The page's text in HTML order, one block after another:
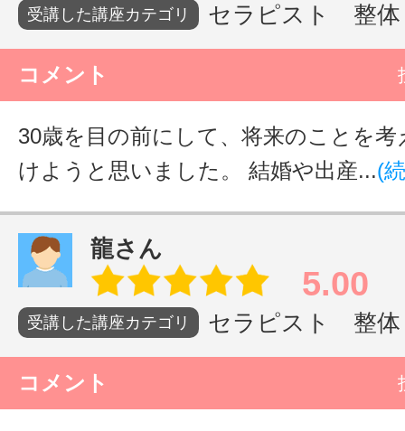
受講した講座カテゴリ セラピスト 整
コメント
30歳を目の前にして、将来のことを
けようと思いました。 結婚や出産...(
龍さん
5.00
受講した講座カテゴリ セラピスト 整
コメント